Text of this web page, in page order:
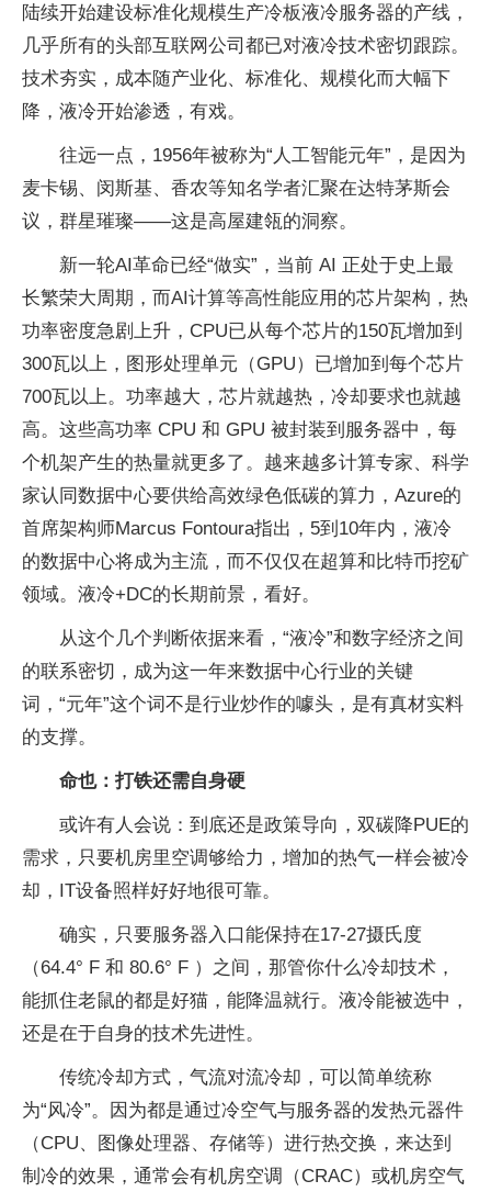
陆续开始建设标准化规模生产冷板液冷服务器的产线，
几乎所有的头部互联网公司都已对液冷技术密切跟踪。
技术夯实，成本随产业化、标准化、规模化而大幅下
降，液冷开始渗透，有戏。
往远一点，1956年被称为“人工智能元年”，是因为
麦卡锡、闵斯基、香农等知名学者汇聚在达特茅斯会
议，群星璀璨——这是高屋建瓴的洞察。
新一轮AI革命已经“做实”，当前 AI 正处于史上最
长繁荣大周期，而AI计算等高性能应用的芯片架构，热
功率密度急剧上升，CPU已从每个芯片的150瓦增加到
300瓦以上，图形处理单元（GPU）已增加到每个芯片
700瓦以上。功率越大，芯片就越热，冷却要求也就越
高。这些高功率 CPU 和 GPU 被封装到服务器中，每
个机架产生的热量就更多了。越来越多计算专家、科学
家认同数据中心要供给高效绿色低碳的算力，Azure的
首席架构师Marcus Fontoura指出，5到10年内，液冷
的数据中心将成为主流，而不仅仅在超算和比特币挖矿
领域。液冷+DC的长期前景，看好。
从这个几个判断依据来看，“液冷”和数字经济之间
的联系密切，成为这一年来数据中心行业的关键
词，“元年”这个词不是行业炒作的噱头，是有真材实料
的支撑。
命也：打铁还需自身硬
或许有人会说：到底还是政策导向，双碳降PUE的
需求，只要机房里空调够给力，增加的热气一样会被冷
却，IT设备照样好好地很可靠。
确实，只要服务器入口能保持在17-27摄氏度
（64.4° F 和 80.6° F ）之间，那管你什么冷却技术，
能抓住老鼠的都是好猫，能降温就行。液冷能被选中，
还是在于自身的技术先进性。
传统冷却方式，气流对流冷却，可以简单统称
为“风冷”。因为都是通过冷空气与服务器的发热元器件
（CPU、图像处理器、存储等）进行热交换，来达到
制冷的效果，通常会有机房空调（CRAC）或机房空气